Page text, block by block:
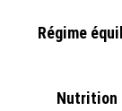
Régime
Nutrition